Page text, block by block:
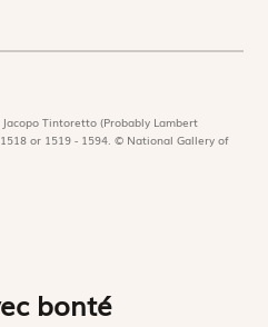
Tintoretto (Probably Lambert
or 1519 - 1594. © National Gallery of
bonté